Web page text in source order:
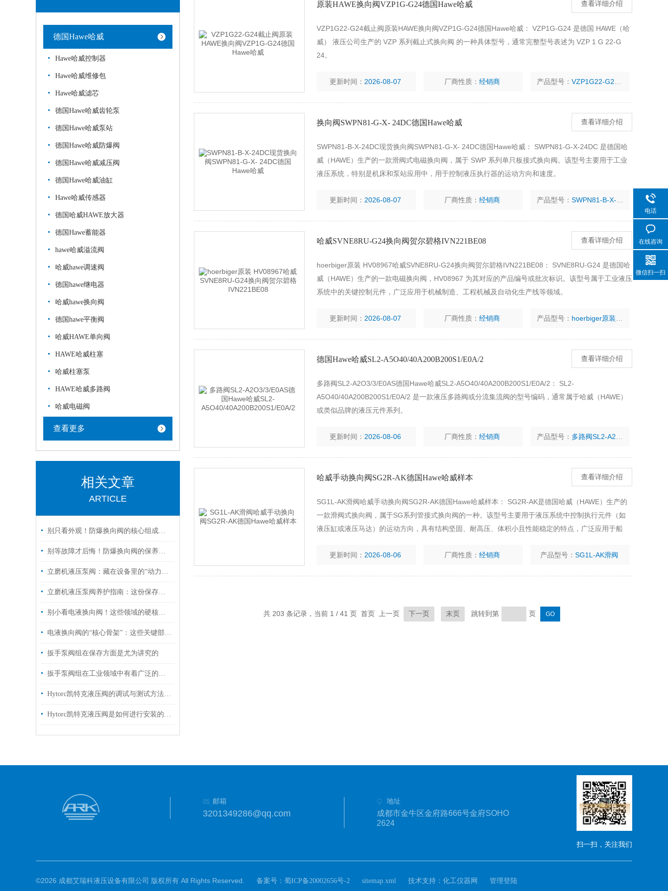
德国Hawe哈威
Hawe哈威控制器
Hawe哈威维修包
Hawe哈威滤芯
德国Hawe哈威齿轮泵
德国Hawe哈威泵站
德国Hawe哈威防爆阀
德国Hawe哈威减压阀
德国Hawe哈威油缸
Hawe哈威传感器
德国哈威HAWE放大器
德国Hawe蓄能器
hawe哈威溢流阀
哈威hawe调速阀
德国hawe继电器
哈威hawe换向阀
德国hawe平衡阀
哈威HAWE单向阀
HAWE哈威柱塞
哈威柱塞泵
HAWE哈威多路阀
哈威电磁阀
查看更多
相关文章
ARTICLE
别只看外观！防爆换向阀的核心组成部分，才是安全关键
别等故障才后悔！防爆换向阀的保养诀窍，早知道少踩坑
立磨机液压泵阀：藏在设备里的“动力心脏”，核心功能全拆解
立磨机液压泵阀养护指南：这份保存秘诀，让核心部件“历久弥新”！
别小看电液换向阀！这些领域的硬核应用，远超你的想象
电液换向阀的“核心骨架”：这些关键部件，决定设备运行效率！
扳手泵阀组在保存方面是尤为讲究的
扳手泵阀组在工业领域中有着广泛的作用
Hytorc凯特克液压阀的调试与测试方法具体如下
Hytorc凯特克液压阀是如何进行安装的？你可知晓？
原装HAWE换向阀VZP1G-G24德国Hawe哈威 查看详细介绍
VZP1G22-G24截止阀原装HAWE换向阀VZP1G-G24德国Hawe哈威： VZP1G-G24 是德国 ‌HAWE（哈
威）‌ 液压公司生产的 ‌VZP 系列截止式换向阀‌ 的一种具体型号，通常完整型号表述为 ‌VZP 1 G 22-G
24‌。
更新时间： 2026-08-07 厂商性质：经销商 产品型号： VZP1G22-G24截止阀
换向阀SWPN81-G-X- 24DC德国Hawe哈威 查看详细介绍
SWPN81-B-X-24DC现货换向阀SWPN81-G-X- 24DC德国Hawe哈威： SWPN81-G-X-24DC 是德国哈
威（HAWE）生产的一款‌滑阀式电磁换向阀‌，属于 SWP 系列单只板接式换向阀。该型号主要用于工业
液压系统，特别是机床和泵站应用中，用于控制液压执行器的运动方向和速度。
更新时间： 2026-08-07 厂商性质：经销商 产品型号： SWPN81-B-X-24DC现货
哈威SVNE8RU-G24换向阀贺尔碧格IVN221BE08 查看详细介绍
hoerbiger原装 HV08967哈威SVNE8RU-G24换向阀贺尔碧格IVN221BE08： SVNE8RU-G24 是德国哈
威（HAWE）生产的一款电磁换向阀，‌HV08967‌ 为其对应的产品编号或批次标识。该型号属于工业液压
系统中的关键控制元件，广泛应用于机械制造、工程机械及自动化生产线等领域。
更新时间： 2026-08-07 厂商性质：经销商 产品型号： hoerbiger原装 HV08967
德国Hawe哈威SL2-A5O40/40A200B200S1/E0A/2 查看详细介绍
多路阀SL2-A2O3/3/E0AS德国Hawe哈威SL2-A5O40/40A200B200S1/E0A/2： SL2-
A5O40/40A200B200S1/E0A/2‌ 是一款液压多路阀或分流集流阀的型号编码，通常属于哈威（HAWE）
或类似品牌的液压元件系列。
更新时间： 2026-08-06 厂商性质：经销商 产品型号： 多路阀SL2-A2O3/3/E0AS
哈威手动换向阀SG2R-AK德国Hawe哈威样本 查看详细介绍
SG1L-AK滑阀哈威手动换向阀SG2R-AK德国Hawe哈威样本： SG2R-AK是德国哈威（HAWE）生产的
一款‌滑阀式换向阀‌，属于SG系列管接式换向阀的一种。该型号主要用于液压系统中控制执行元件（如
液压缸或液压马达）的运动方向，具有结构坚固、耐高压、体积小且性能稳定的特点，广泛应用于船
更新时间： 2026-08-06 厂商性质：经销商 产品型号： SG1L-AK滑阀
共 203 条记录，当前 1 / 41 页 首页 上一页 下一页 末页 跳转到第 页
邮箱
3201349286@qq.com
地址
成都市金牛区金府路666号金府SOHO
2624
扫一扫，关注我们
©2026 成都艾瑞科液压设备有限公司 版权所有 All Rights Reserved. 备案号： 蜀ICP备20002656号-2 sitemap.xml 技术支持： 化工仪器网 管理登陆
电话
在线咨询
微信扫一扫